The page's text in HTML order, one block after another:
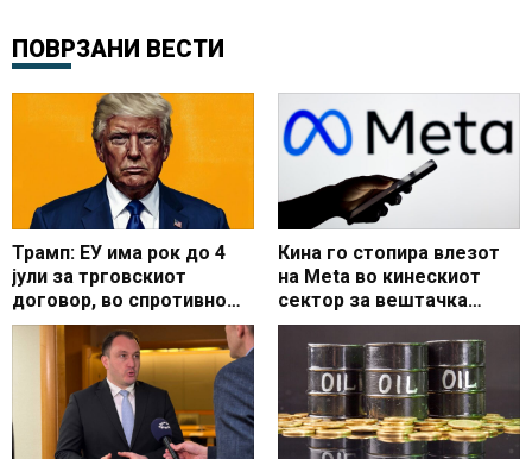
ПОВРЗАНИ ВЕСТИ
Трамп: ЕУ има рок до 4
јули за трговскиот
договор, во спротивно
следуваат повисоки
царини
Кина го стопира влезот
на Meta во кинескиот
сектор за вештачка
интелигенција